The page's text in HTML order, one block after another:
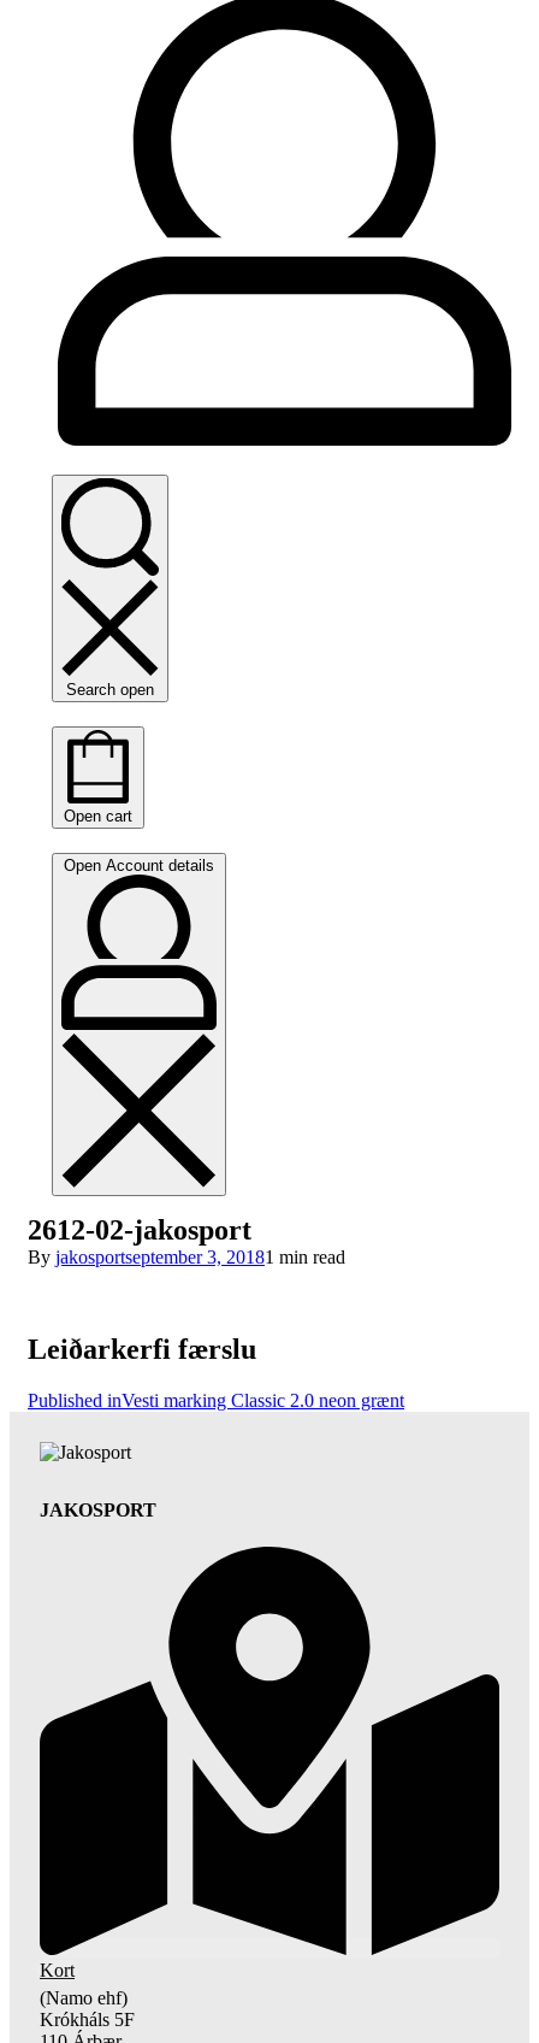
Search open
Open cart
Open Account details
2612-02-jakosport
By jakosportseptember 3, 20181 min read
Leiðarkerfi færslu
Published inVesti marking Classic 2.0 neon grænt
JAKOSPORT
Kort
(Namo ehf)
Krókháls 5F